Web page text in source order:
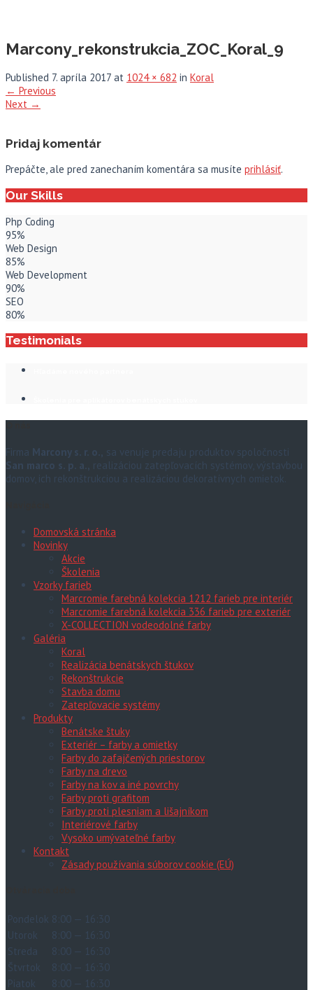
Marcony_rekonstrukcia_ZOC_Koral_9
Published 7. apríla 2017 at 1024 × 682 in Koral
← Previous
Next →
Pridaj komentár
Prepáčte, ale pred zanechaním komentára sa musíte prihlásiť.
Our Skills
Php Coding
95%
Web Design
85%
Web Development
90%
SEO
80%
Testimonials
Firma Marcony s. r. o., sa venuje predaju produktov spoločnosti
San marco s. p. a., realizáciou zatepľovacích systémov, výstavbou
domov, ich rekonštrukciou a realizáciou dekoratívnych omietok.
Domovská stránka
Novinky
Akcie
Školenia
Vzorky farieb
Marcromie farebná kolekcia 1212 farieb pre interiér
Marcromie farebná kolekcia 336 farieb pre exteriér
X-COLLECTION vodeodolné farby
Galéria
Koral
Realizácia benátskych štukov
Rekonštrukcie
Stavba domu
Zatepľovacie systémy
Produkty
Benátske štuky
Exteriér – farby a omietky
Farby do zafajčených priestorov
Farby na drevo
Farby na kov a iné povrchy
Farby proti grafitom
Farby proti plesniam a lišajníkom
Interiérové farby
Vysoko umývateľné farby
Kontakt
Zásady používania súborov cookie (EÚ)
Pondelok 8:00 — 16:30
Utorok
8:00 — 16:30
Streda
8:00 — 16:30
Štvrtok
8:00 — 16:30
Piatok
8:00 — 16:30